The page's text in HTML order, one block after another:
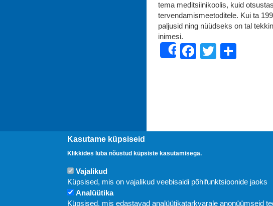
tema meditsiinikoolis, kuid
tervendamismeetoditele. Kui ta
paljusid ning nüüdseks on tal
inimesi.
ShareFacebook
Twitter
Kasutame küpsiseid
Klikkides luba nõustud küpsiste kasutamisega.
Vajalikud
Küpsised, mis on vajalikud veebisaidi põhifunktsioonide jaoks
Analüütika
Küpsised, mis edastavad analüütikatarkvarale anonüümseid